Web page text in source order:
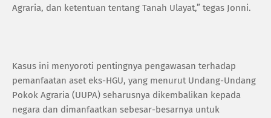
Agraria, dan ketentuan tentang Tanah Ulayat,” tegas Jonni.
Kasus ini menyoroti pentingnya pengawasan terhadap
pemanfaatan aset eks-HGU, yang menurut Undang-Undang
Pokok Agraria (UUPA) seharusnya dikembalikan kepada
negara dan dimanfaatkan sebesar-besarnya untuk